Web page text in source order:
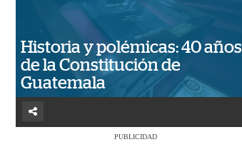
Historia y polémicas: 40 años
de la Constitución de
Guatemala
PUBLICIDAD